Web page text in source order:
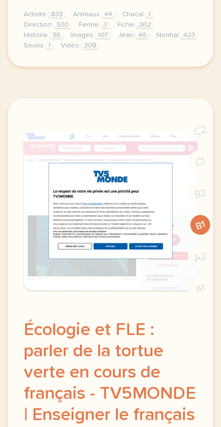
Activité 835 Animaux 44 Chacal
1
Direction
530 Ferme 3 Fiche
302
Histoire
56 Images 107 Jean 46 Normal
423
Souris
1 Vidéo 308
didomi host didomi components button cursor
C2
C1
B2
B1
A2
A1
Écologie et FLE :
parler de la tortue
verte en cours de
français - TV5MONDE
| Enseigner le français